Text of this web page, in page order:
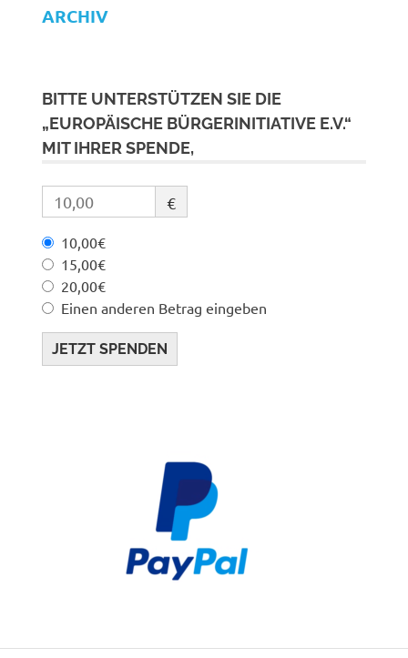
ARCHIV
BITTE UNTERSTÜTZEN SIE DIE
„EUROPÄISCHE BÜRGERINITIATIVE E.V.“
MIT IHRER SPENDE,
€
10,00€
15,00€
20,00€
Einen anderen Betrag eingeben
JETZT SPENDEN